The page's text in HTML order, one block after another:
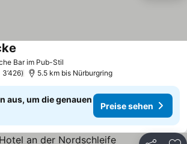
Bar im Pub-Stil
3’426 5.5 km bis Nürburgring
aus, um die genauen
Preise sehen